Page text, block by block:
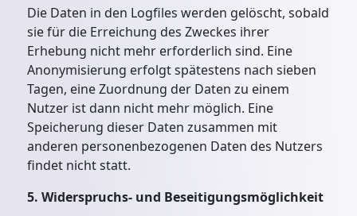
Die Daten in den Logfiles werden gelöscht, sobald
sie für die Erreichung des Zweckes ihrer
Erhebung nicht mehr erforderlich sind. Eine
Anonymisierung erfolgt spätestens nach sieben
Tagen, eine Zuordnung der Daten zu einem
Nutzer ist dann nicht mehr möglich. Eine
Speicherung dieser Daten zusammen mit
anderen personenbezogenen Daten des Nutzers
findet nicht statt.
5. Widerspruchs- und Beseitigungsmöglichkeit